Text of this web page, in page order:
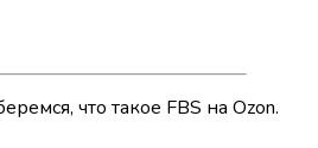
что такое FBS на Ozon.